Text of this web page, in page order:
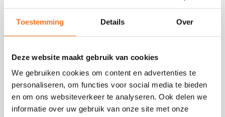
Toestemming Details Over
Deze website maakt gebruik van cookies
We gebruiken cookies om content en advertenties te
personaliseren, om functies voor social media te bieden
en om ons websiteverkeer te analyseren. Ook delen we
informatie over uw gebruik van onze site met onze
Snelheidsbegrenzer
ESP
Traction +
Tractie controle/Anti doorslip functie
Hill Holder
Wegrijhulp op helling